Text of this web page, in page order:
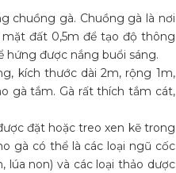
chuồng gà. Chuồng gà là nơi
đất 0,5m để tạo độ thông
được nắng buổi sáng.
kích thước dài 2m, rộng 1m,
gà tắm. Gà rất thích tắm cát,
đặt hoặc treo xen kẽ trong
gà có thể là các loại ngũ cốc
lúa non) và các loại thảo dược